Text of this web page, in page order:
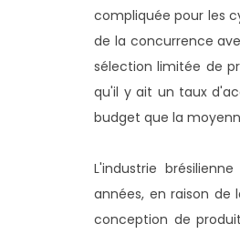
compliquée pour les
de la concurrence
sélection limitée de
qu'il y ait un taux
budget que la
L'industrie
années, en raison de
conception de